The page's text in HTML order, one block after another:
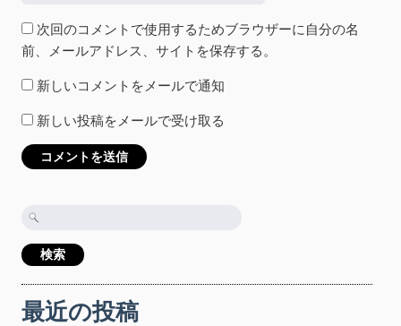
次回のコメントで使用するためブラウザーに自分の名
前、メールアドレス、サイトを保存する。
新しいコメントをメールで通知
新しい投稿をメールで受け取る
検
最近の投稿